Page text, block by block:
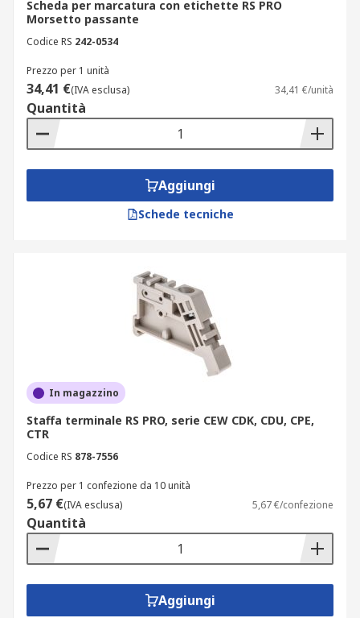
Scheda per marcatura con etichette RS PRO
Morsetto passante
Codice RS 242-0534
Prezzo per 1 unità
34,41 €(IVA esclusa) 34,41 €/unità
Quantità
Aggiungi
Schede tecniche
In magazzino
Staffa terminale RS PRO, serie CEW CDK, CDU, CPE,
CTR
Codice RS 878-7556
Prezzo per 1 confezione da 10 unità
5,67 €(IVA esclusa) 5,67 €/confezione
Quantità
Aggiungi